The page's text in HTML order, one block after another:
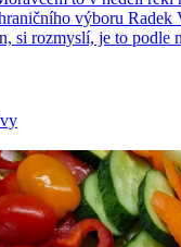
výboru Radek
si rozmyslí, je to podle